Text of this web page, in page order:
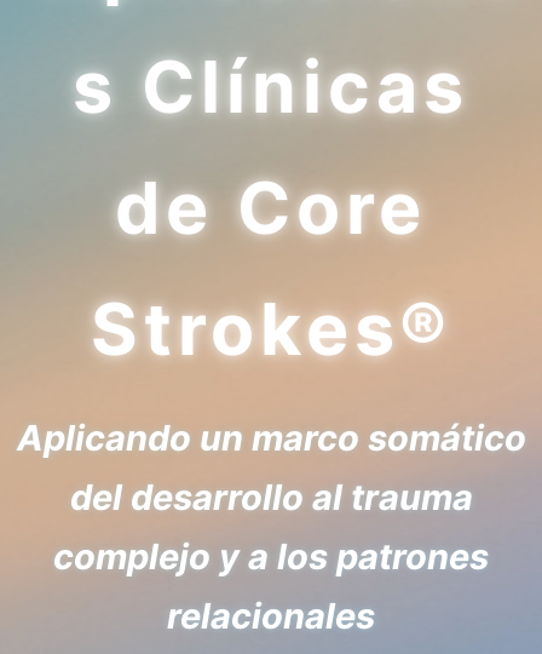
s Clínicas
de Core
Strokes®
Aplicando un marco somático
del desarrollo al trauma
complejo y a los patrones
relacionales